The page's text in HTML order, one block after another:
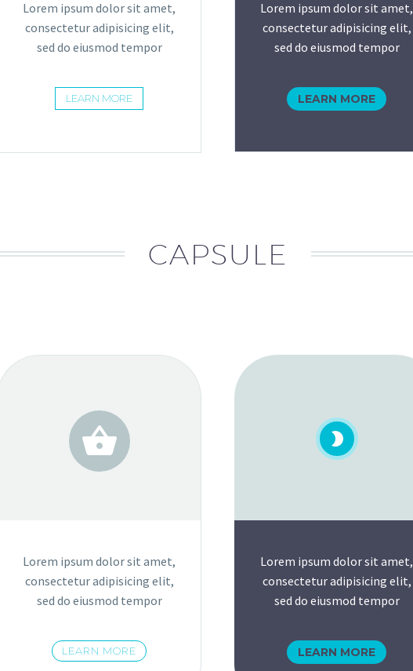
Lorem ipsum dolor sit amet,
consectetur adipisicing elit,
sed do eiusmod tempor
LEARN MORE
Lorem ipsum dolor sit amet,
consectetur adipisicing elit,
sed do eiusmod tempor
LEARN MORE
CAPSULE
Lorem ipsum dolor sit amet,
consectetur adipisicing elit,
sed do eiusmod tempor
LEARN MORE
Lorem ipsum dolor sit amet,
consectetur adipisicing elit,
sed do eiusmod tempor
LEARN MORE